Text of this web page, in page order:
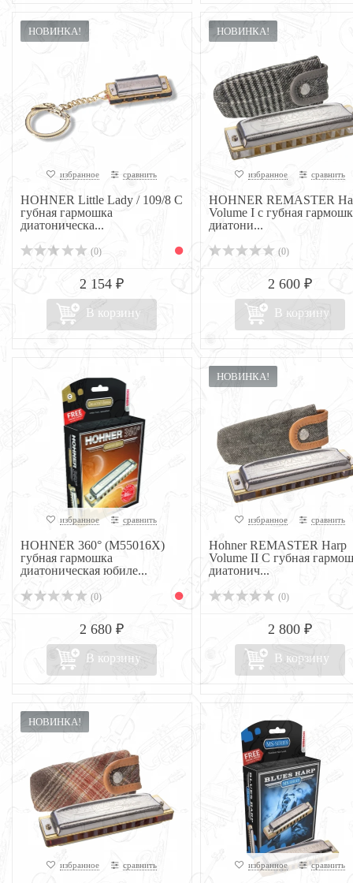
НОВИНКА!
избранное сравнить
HOHNER Little Lady / 109/8 C
губная гармошка
диатоническа...
(0)
2 154 ₽
В корзину
НОВИНКА!
избранное сравнить
HOHNER REMASTER
Volume I с губная
диатони...
(0)
2 600 ₽
В корзину
избранное сравнить
HOHNER 360° (M55016X)
губная гармошка
диатоническая юбиле...
(0)
2 680 ₽
В корзину
НОВИНКА!
избранное сравнить
Hohner REMASTER Harp
Volume II C губная
диатонич...
(0)
2 800 ₽
В корзину
НОВИНКА!
избранное сравнить избранное сравнить